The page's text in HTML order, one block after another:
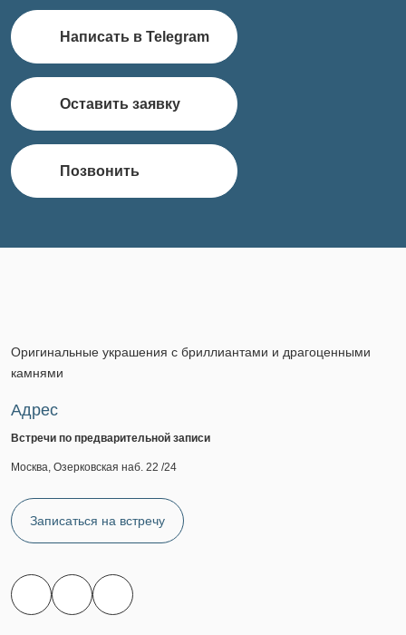
Написать в Telegram
Оставить заявку
Позвонить
Оригинальные украшения с бриллиантами и драгоценными
камнями
Адрес
Встречи по предварительной записи
Москва, Озерковская наб. 22 /24
Записаться на встречу